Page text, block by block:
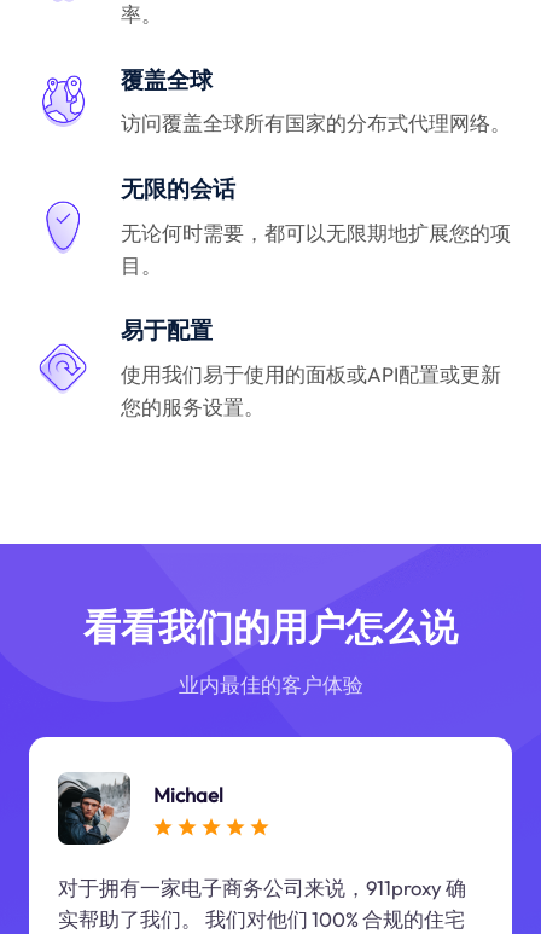
率。
覆盖全球
访问覆盖全球所有国家的分布式代理网络。
无限的会话
无论何时需要，都可以无限期地扩展您的项
目。
易于配置
使用我们易于使用的面板或API配置或更新
您的服务设置。
看看我们的用户怎么说
业内最佳的客户体验
Michael
对于拥有一家电子商务公司来说，911proxy 确
实帮助了我们。 我们对他们 100% 合规的住宅